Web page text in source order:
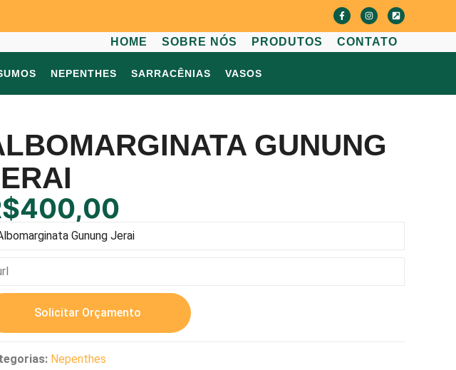
HOME SOBRE NÓS PRODUTOS CONTATO
NEPENTHES SARRACÊNIAS VASOS
GUNUNG
400,00
Solicitar Orçamento
Nepenthes